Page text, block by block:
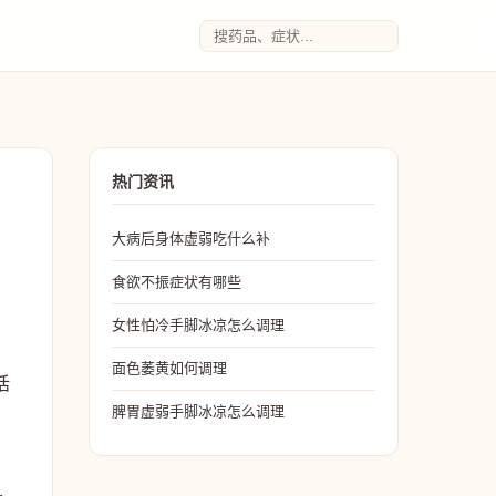
热门资讯
大病后身体虚弱吃什么补
食欲不振症状有哪些
女性怕冷手脚冰凉怎么调理
面色萎黄如何调理
脾胃虚弱手脚冰凉怎么调理